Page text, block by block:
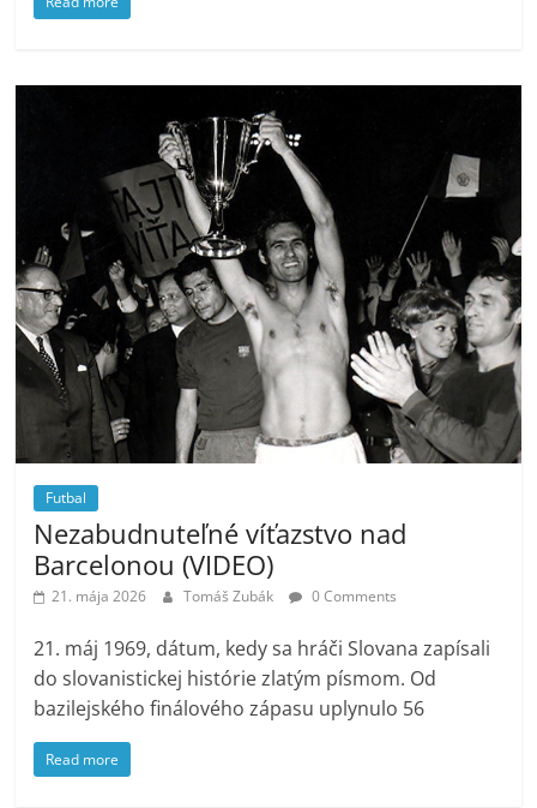
Futbal
Nezabudnuteľné víťazstvo nad
Barcelonou (VIDEO)
21. mája 2026 Tomáš Zubák 0 Comments
21. máj 1969, dátum, kedy sa hráči Slovana zapísali
do slovanistickej histórie zlatým písmom. Od
bazilejského finálového zápasu uplynulo 56
Read more